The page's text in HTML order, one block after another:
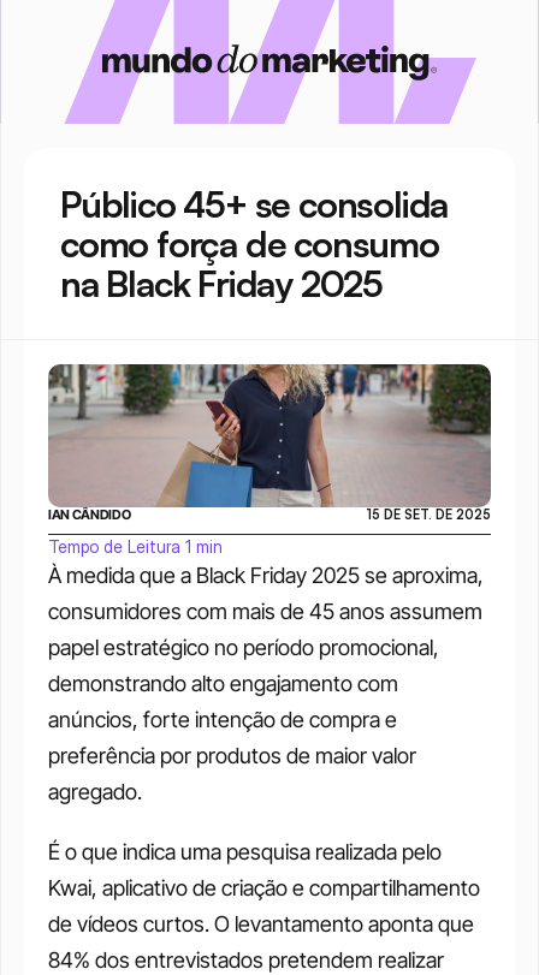
Público 45+ se consolida
como força de consumo
na Black Friday 2025
À medida que a Black Friday 2025 se aproxima,
consumidores com mais de 45 anos assumem
papel estratégico no período promocional,
demonstrando alto engajamento com
anúncios, forte intenção de compra e
preferência por produtos de maior valor
agregado.
É o que indica uma pesquisa realizada pelo
Kwai, aplicativo de criação e compartilhamento
de vídeos curtos. O levantamento aponta que
84% dos entrevistados pretendem realizar
IAN CÂNDIDO 15 DE SET. DE 2025
Tempo de Leitura 1 min